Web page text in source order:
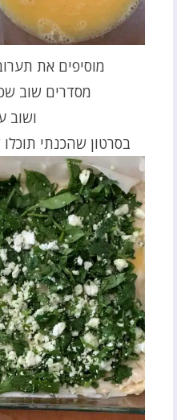
מוסיפים את
מסדרים שוב
ושוב
בסרטון שהכנתי